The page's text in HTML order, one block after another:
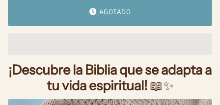
AGOTADO
¡Descubre la Biblia que se adapta a
tu vida espiritual!📖✨